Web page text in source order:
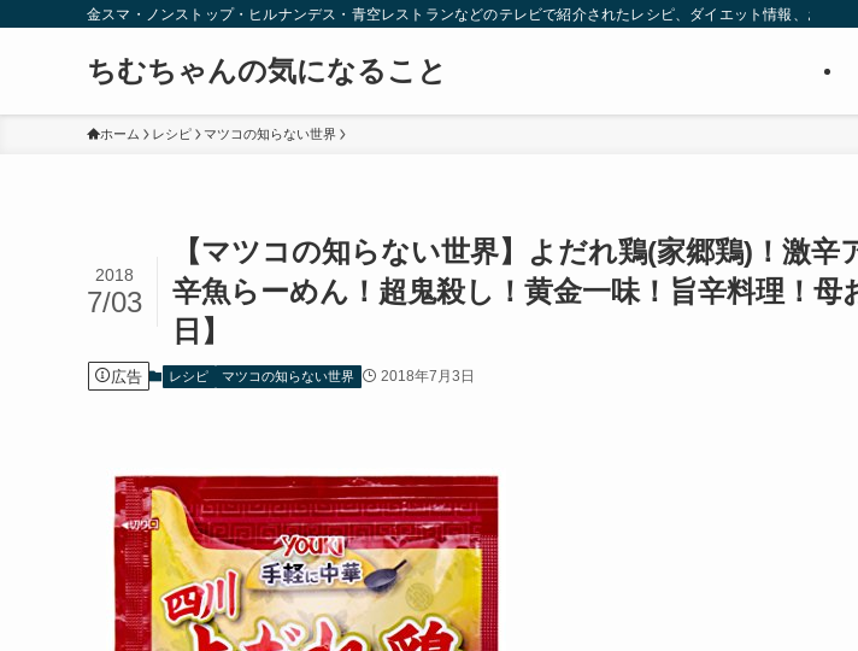
金スマ・ノンストップ・ヒルナンデス・青空レストランなどのテレビで紹介されたレシピ、ダイエット情報、お取り
ちむちゃんの気になること
ホーム レシピ マツコの知らない世界
【マツコの知らない世界】よだれ鶏(家郷鶏)！激辛
辛魚らーめん！超鬼殺し！黄金一味！旨辛料理！母
日】
2018
7/03
広告 レシピ マツコの知らない世界 2018年7月3日